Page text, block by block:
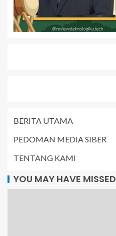
BERITA UTAMA
PEDOMAN MEDIA SIBER
TENTANG KAMI
YOU MAY HAVE MISSED